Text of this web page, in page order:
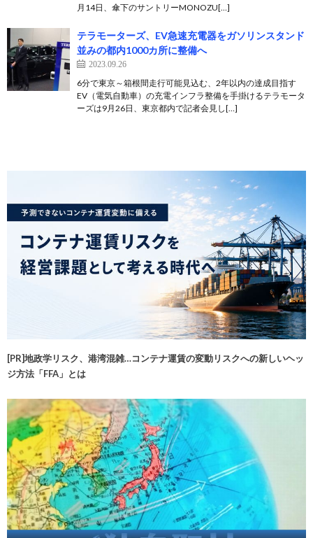
月14日、傘下のサントリーMONOZU[…]
テラモーターズ、EV急速充電器をガソリンスタンド
並みの都内1000カ所に整備へ
2023.09.26
6分で東京～箱根間走行可能見込む、2年以内の達成目指す
EV（電気自動車）の充電インフラ整備を手掛けるテラモータ
ーズは9月26日、東京都内で記者会見し[…]
[PR]地政学リスク、港湾混雑…コンテナ運賃の変動リスクへの新しいヘッ
ジ方法「FFA」とは